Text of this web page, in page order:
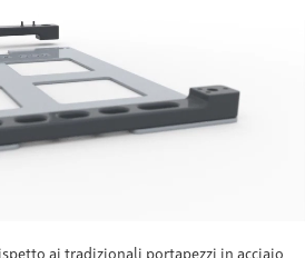
ai tradizionali portapezzi in acciaio